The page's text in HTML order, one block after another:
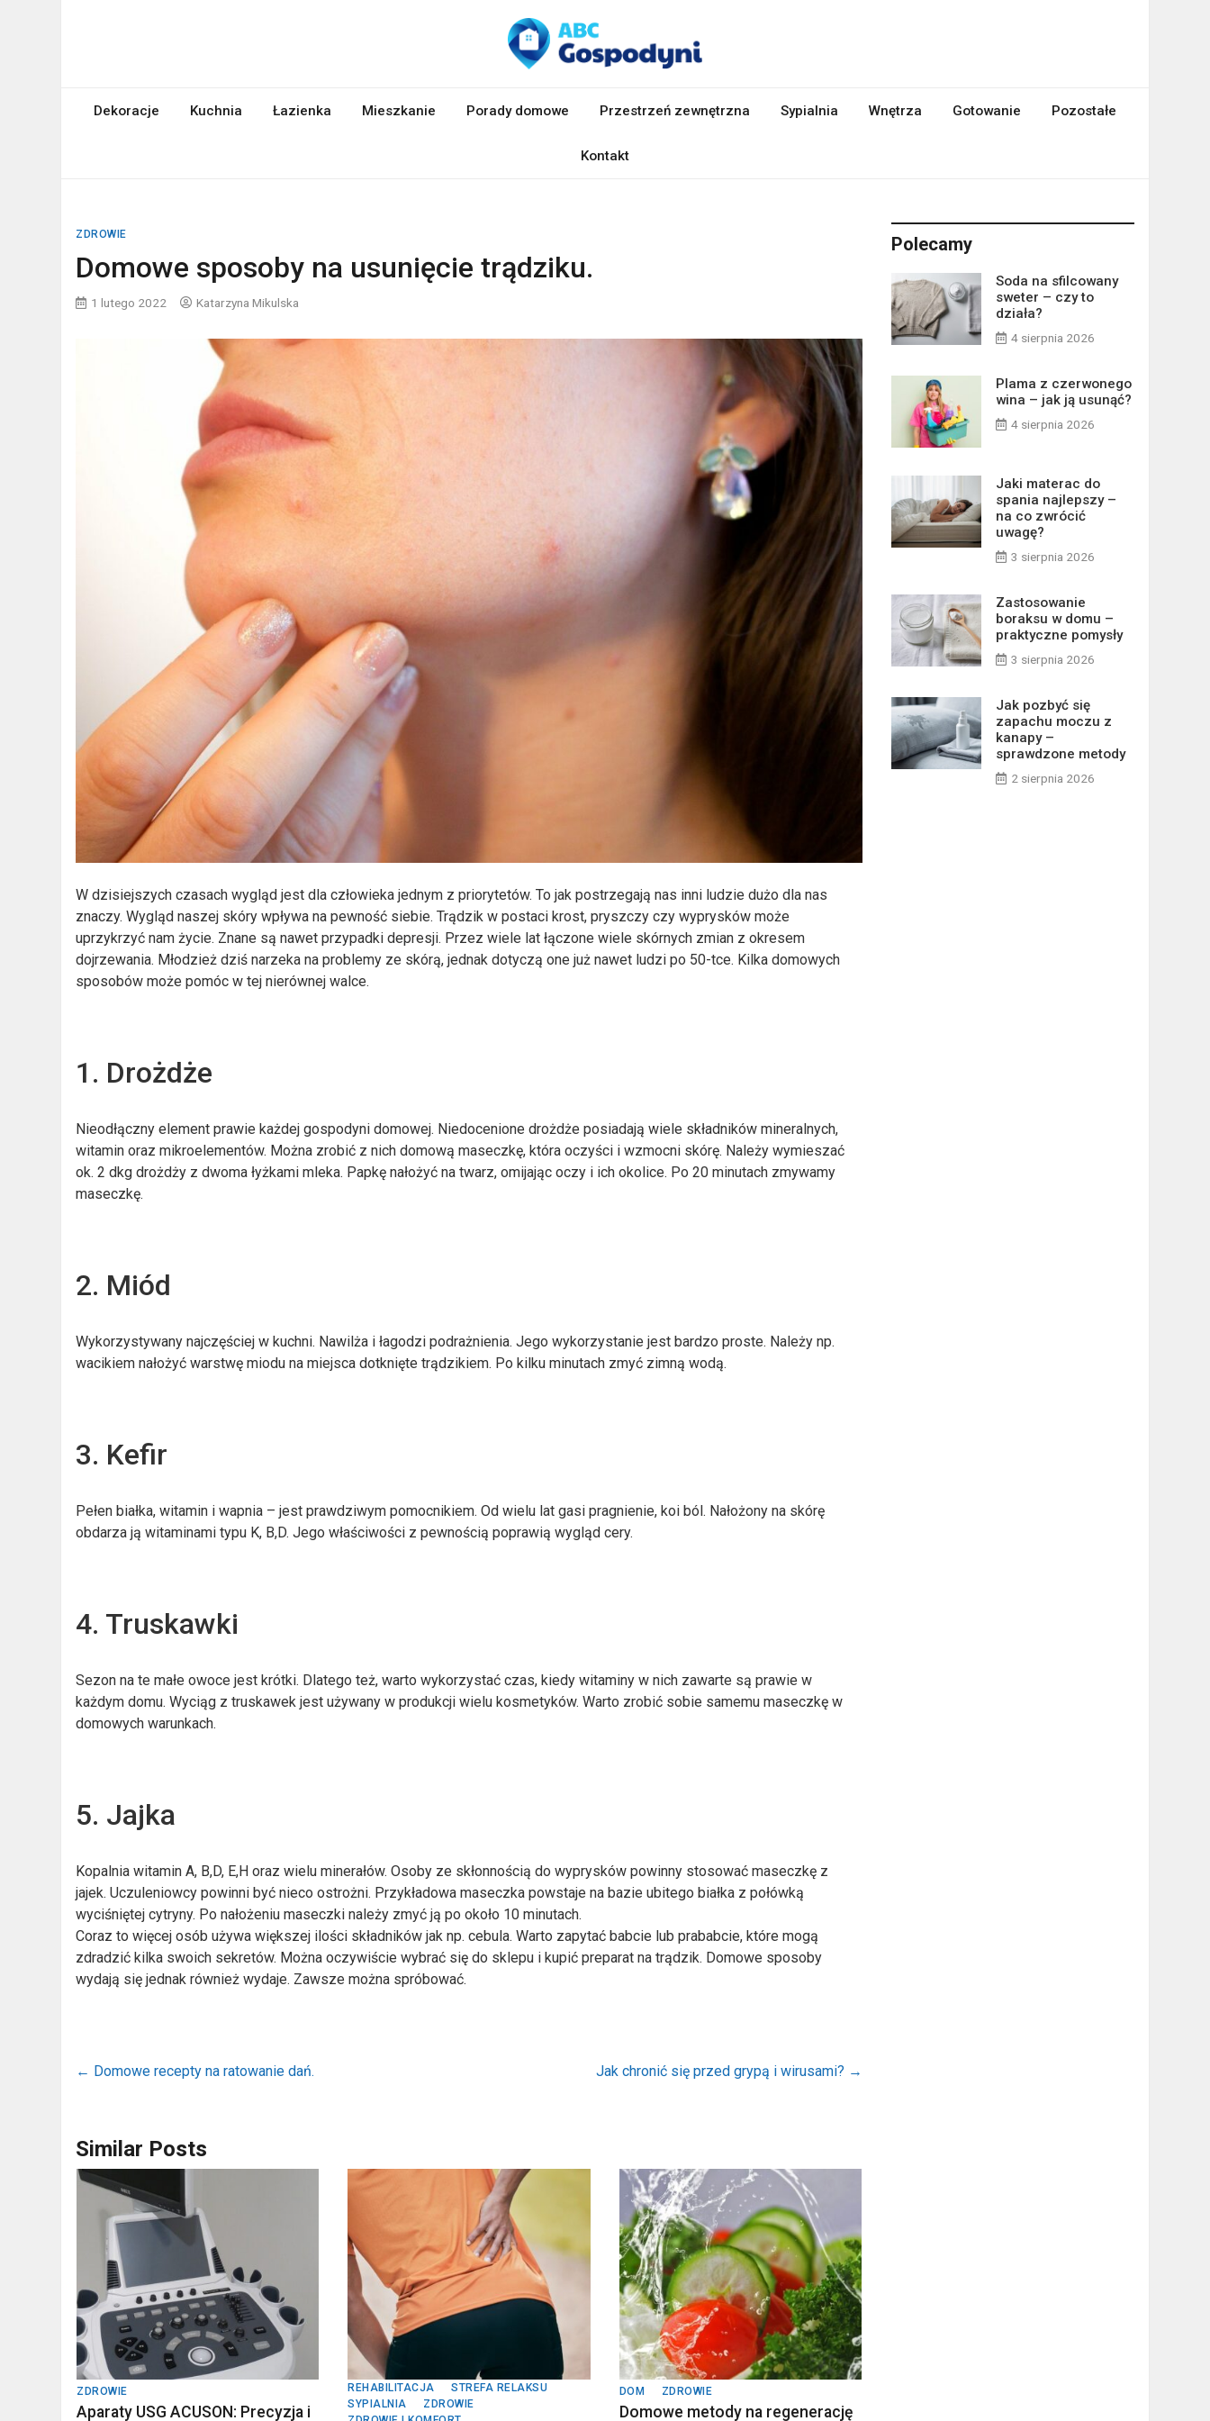
abcgospodyni.pl
Dekoracje Kuchnia Łazienka Mieszkanie Porady domowe Przestrzeń zewnętrzna Sypialnia Wnętrza Gotowanie Pozostałe
Kontakt
ZDROWIE
Domowe sposoby na usunięcie trądziku.
1 lutego 2022 Katarzyna Mikulska
W dzisiejszych czasach wygląd jest dla człowieka jednym z priorytetów. To jak postrzegają nas inni ludzie dużo dla nas
znaczy. Wygląd naszej skóry wpływa na pewność siebie. Trądzik w postaci krost, pryszczy czy wyprysków może
uprzykrzyć nam życie. Znane są nawet przypadki depresji. Przez wiele lat łączone wiele skórnych zmian z okresem
dojrzewania. Młodzież dziś narzeka na problemy ze skórą, jednak dotyczą one już nawet ludzi po 50-tce. Kilka domowych
sposobów może pomóc w tej nierównej walce.
1. Drożdże
Nieodłączny element prawie każdej gospodyni domowej. Niedocenione drożdże posiadają wiele składników mineralnych,
witamin oraz mikroelementów. Można zrobić z nich domową maseczkę, która oczyści i wzmocni skórę. Należy wymieszać
ok. 2 dkg drożdży z dwoma łyżkami mleka. Papkę nałożyć na twarz, omijając oczy i ich okolice. Po 20 minutach zmywamy
maseczkę.
2. Miód
Wykorzystywany najczęściej w kuchni. Nawilża i łagodzi podrażnienia. Jego wykorzystanie jest bardzo proste. Należy np.
wacikiem nałożyć warstwę miodu na miejsca dotknięte trądzikiem. Po kilku minutach zmyć zimną wodą.
3. Kefir
Pełen białka, witamin i wapnia – jest prawdziwym pomocnikiem. Od wielu lat gasi pragnienie, koi ból. Nałożony na skórę
obdarza ją witaminami typu K, B,D. Jego właściwości z pewnością poprawią wygląd cery.
4. Truskawki
Sezon na te małe owoce jest krótki. Dlatego też, warto wykorzystać czas, kiedy witaminy w nich zawarte są prawie w
każdym domu. Wyciąg z truskawek jest używany w produkcji wielu kosmetyków. Warto zrobić sobie samemu maseczkę w
domowych warunkach.
5. Jajka
Kopalnia witamin A, B,D, E,H oraz wielu minerałów. Osoby ze skłonnością do wyprysków powinny stosować maseczkę z
jajek. Uczuleniowcy powinni być nieco ostrożni. Przykładowa maseczka powstaje na bazie ubitego białka z połówką
wyciśniętej cytryny. Po nałożeniu maseczki należy zmyć ją po około 10 minutach.
Coraz to więcej osób używa większej ilości składników jak np. cebula. Warto zapytać babcie lub prababcie, które mogą
zdradzić kilka swoich sekretów. Można oczywiście wybrać się do sklepu i kupić preparat na trądzik. Domowe sposoby
wydają się jednak również wydaje. Zawsze można spróbować.
← Domowe recepty na ratowanie dań. Jak chronić się przed grypą i wirusami? →
Similar Posts
ZDROWIE
Aparaty USG ACUSON: Precyzja i
REHABILITACJA
STREFA RELAKSU
SYPIALNIA
ZDROWIE
DOM ZDROWIE
Domowe metody na regenerację
Polecamy
Soda na sfilcowany
sweter – czy to
działa?
4 sierpnia 2026
Plama z czerwonego
wina – jak ją usunąć?
4 sierpnia 2026
Jaki materac do
spania najlepszy –
na co zwrócić
uwagę?
3 sierpnia 2026
Zastosowanie
boraksu w domu –
praktyczne pomysły
3 sierpnia 2026
Jak pozbyć się
zapachu moczu z
kanapy –
sprawdzone metody
2 sierpnia 2026